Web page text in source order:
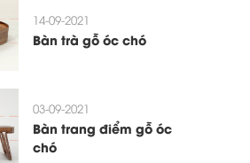
14-09-2021
Bàn trà gỗ óc chó
03-09-2021
Bàn trang điểm gỗ óc
chó